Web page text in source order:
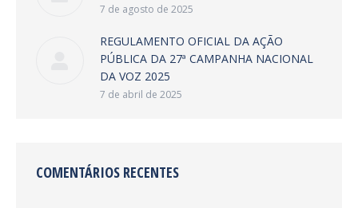
7 de agosto de 2025
REGULAMENTO OFICIAL DA AÇÃO
PÚBLICA DA 27ª CAMPANHA NACIONAL
DA VOZ 2025
7 de abril de 2025
COMENTÁRIOS RECENTES